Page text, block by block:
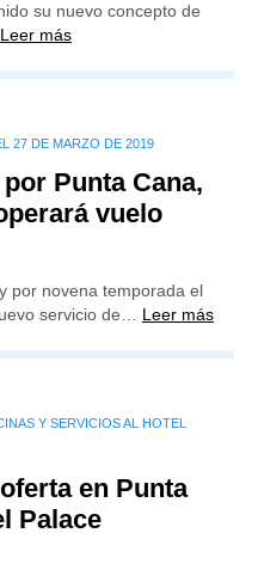
su nuevo concepto de
Leer más
27 DE MARZO DE 2019
Punta Cana,
vuelo
por novena temporada el
servicio de… Leer más
Y SERVICIOS AL HOTEL
en Punta
Palace